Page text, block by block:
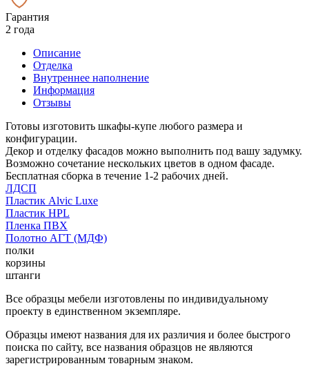
Гарантия
2 года
Описание
Отделка
Внутреннее наполнение
Информация
Отзывы
Готовы изготовить шкафы-купе любого размера и
конфигурации.
Декор и отделку фасадов можно выполнить под вашу задумку.
Возможно сочетание нескольких цветов в одном фасаде.
Бесплатная сборка в течение 1-2 рабочих дней.
ЛДСП
Пластик Alvic Luxe
Пластик HPL
Пленка ПВХ
Полотно АГТ (МДФ)
полки
корзины
штанги
Все образцы мебели изготовлены по индивидуальному
проекту в единственном экземпляре.
Образцы имеют названия для их различия и более быстрого
поиска по сайту, все названия образцов не являются
зарегистрированным товарным знаком.